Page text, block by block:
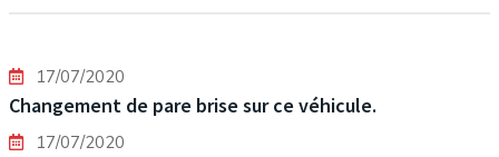
17/07/2020
Changement de pare brise sur ce véhicule.
17/07/2020